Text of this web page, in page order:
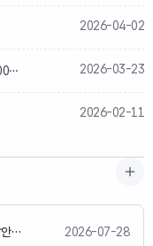
2026-04-02
측위보정정보 등 서비스 일시 중단 알림(3/28 8:00~15:30) 2026-03-23
2026-02-11
정밀도로지도 데이터 체계 및 검사SW 고도화 방안 연구 2026-07-28